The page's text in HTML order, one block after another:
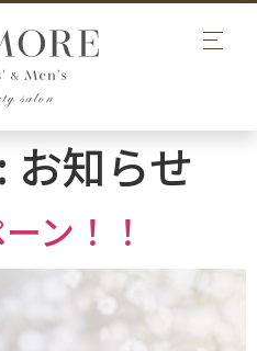
お知らせ
ン！！